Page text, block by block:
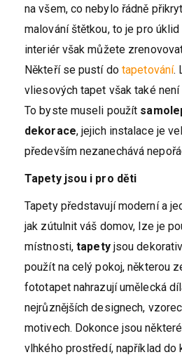
na všem, co nebylo řádně
malování štětkou, to je pro
interiér však můžete
Někteří se pustí do tapetování.
vliesových tapet však také
To byste museli použít
dekorace, jejich instalace je
především nezanechává
Tapety jsou i pro děti
Tapety představují moderní a
jak zútulnit váš domov, lze je
místnosti,tapetyjsou
použít na celý pokoj, některou
fototapet nahrazují umělecká
nejrůznějších designech,
motivech. Dokonce jsou
vlhkého prostředí, například do